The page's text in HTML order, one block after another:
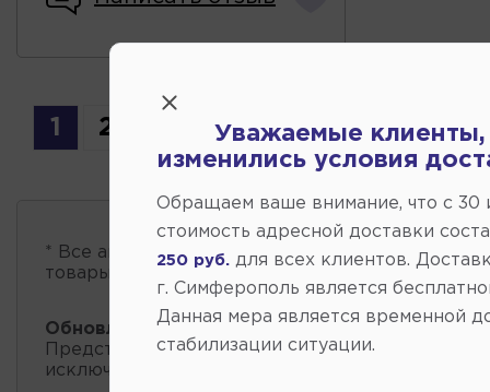
1 2
* Все автозапчастиесть в наличии , обновление
товары проходит несколько раз в сутки.
Обновление остатков и цен:
20:59 2026-08-08
Представленные данные о запчастях на этой
исключительно информационный характер.
Уважаемые клиенты,
изменились условия
Обращаем ваше внимание, что c 30
стоимость адресной доставки
250 руб.
для всех клиентов.
г. Симферополь является
Данная мера является временной
стабилизации ситуации.